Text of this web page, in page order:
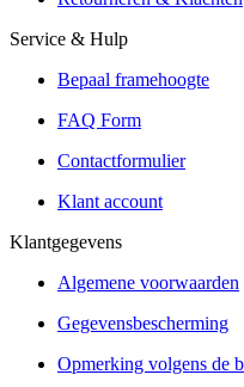
Service & Hulp
Bepaal framehoogte
FAQ Form
Contactformulier
Klant account
Klantgegevens
Algemene voorwaarden
Gegevensbescherming
Opmerking volgens de